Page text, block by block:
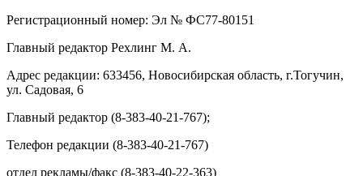
Регистрационный номер: Эл № ФС77-80151
Главный редактор Рехлинг М. А.
Адрес редакции: 633456, Новосибирская область, г.Тогучин,
ул. Садовая, 6
Главный редактор (8-383-40-21-767);
Телефон редакции (8-383-40-21-767)
отдел рекламы/факс (8-383-40-22-363)